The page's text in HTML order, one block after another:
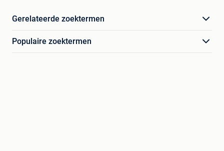
Gerelateerde zoektermen
Populaire zoektermen